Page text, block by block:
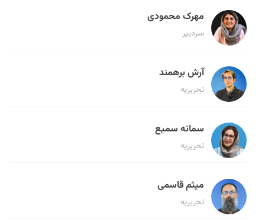
مهرک محمودی
سردبیر
آرش برهمند
تحریریه
سمانه سمیع
تحریریه
میثم قاسمی
تحریریه